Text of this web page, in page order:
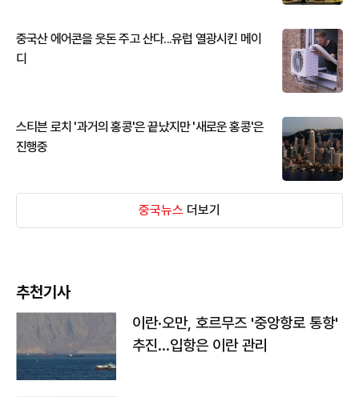
중국산 에어콘을 웃돈 주고 산다...유럽 열광시킨 메이
디
스티븐 로치 '과거의 홍콩'은 끝났지만 '새로운 홍콩'은
진행중
중국뉴스 더보기
추천기사
이란·오만, 호르무즈 '중앙항로 통항'
추진…입항은 이란 관리